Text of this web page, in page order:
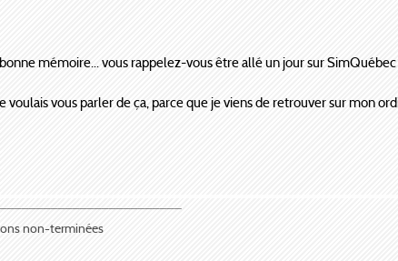
mémoire... vous rappelez-vous être allé un jour sur
vous parler de ça, parce que je viens de retrouver sur mon
non-terminées